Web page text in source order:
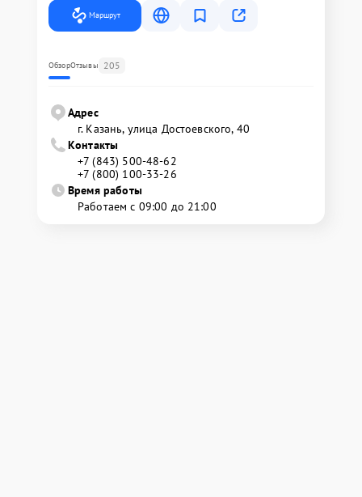
Маршрут
ОбзорОтзывы 205
Адрес
г. Казань, улица Достоевского, 40
Контакты
+7 (843) 500-48-62
+7 (800) 100-33-26
Время работы
Работаем с 09:00 до 21:00